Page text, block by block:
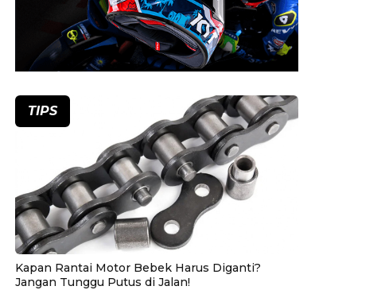
TIPS
Kapan Rantai Motor Bebek Harus Diganti?
Jangan Tunggu Putus di Jalan!